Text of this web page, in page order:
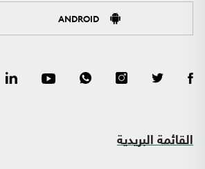
ANDROID
القائمة البريدية